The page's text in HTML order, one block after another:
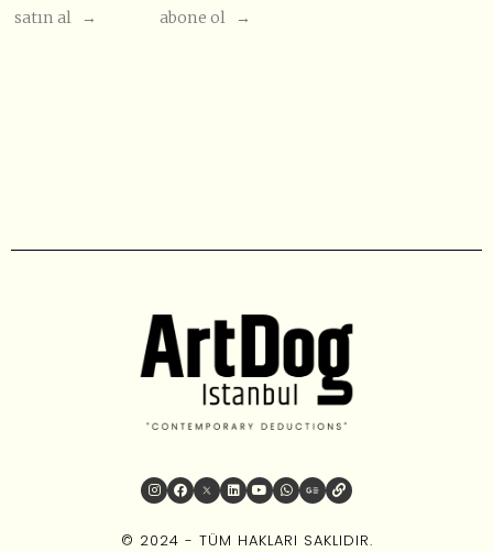
satın al → abone ol →
© 2024 - TÜM HAKLARI SAKLIDIR.